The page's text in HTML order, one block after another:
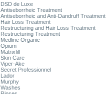
DSD de Luxe
Antiseborrheic Treatment
Antiseborrheic and Anti-Dandruff Treatment
Hair Loss Treatment
Restructuring and Hair Loss Treatment
Restructuring Treatment
Medline Organic
Opium
Matrixfill
Skin Care
Viper-Ake
Secret Professionnel
Lador
Murphy
Washes